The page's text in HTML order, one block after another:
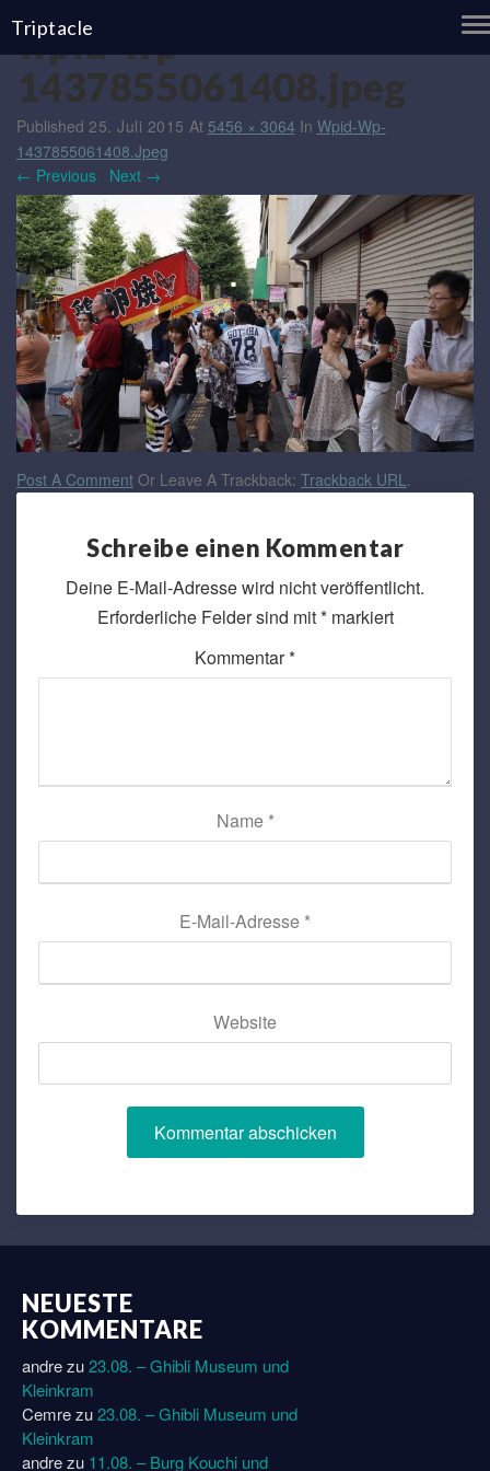
Triptacle
wpid-wp-
1437855061408.jpeg
Published 25. Juli 2015 At 5456 × 3064 In Wpid-Wp-
1437855061408.jpeg
← Previous
Next →
Post A Comment Or Leave A Trackback: Trackback URL
Schreibe einen Kommentar
Deine E-Mail-Adresse wird nicht veröffentlicht.
Erforderliche Felder sind mit*markiert
Kommentar*
Name *
E-Mail-Adresse *
Website
NEUESTE
KOMMENTARE
andrezu23.08. – Ghibli Museum und
Kleinkram
Cemrezu23.08. – Ghibli Museum und
Kleinkram
andrezu 11.08. – Burg Kouchi und